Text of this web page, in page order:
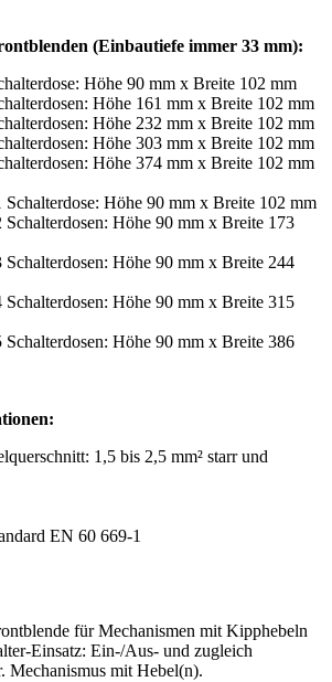
(Einbautiefe immer 33 mm):
Höhe 90 mm x Breite 102 mm
Höhe 161 mm x Breite 102 mm
Höhe 232 mm x Breite 102 mm
Höhe 303 mm x Breite 102 mm
Höhe 374 mm x Breite 102 mm
Höhe 90 mm x Breite 102 mm
Höhe 90 mm x Breite 173
Höhe 90 mm x Breite 244
Höhe 90 mm x Breite 315
Höhe 90 mm x Breite 386
1,5 bis 2,5 mm² starr und
EN 60 669-1
für Mechanismen mit Kipphebeln
Einsatz: Ein-/Aus- und zugleich
Mechanismus mit Hebel(n).